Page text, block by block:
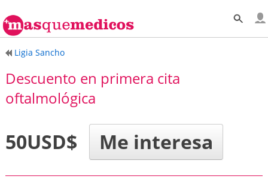
Ligia Sancho
Descuento en primera cita
oftalmológica
50USD$ Me interesa